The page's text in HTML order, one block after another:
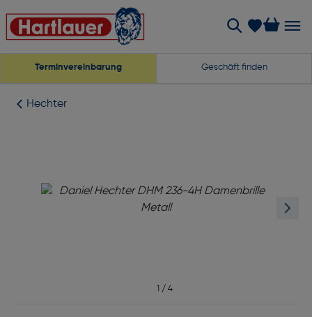
Terminvereinbarung Geschäft finden
Hechter
1 / 4